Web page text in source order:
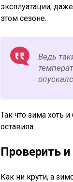
эксплуатации,
этом сезоне.
Ведь
Так что зима хоть
оставила.
Проверить
Как ни крути, а